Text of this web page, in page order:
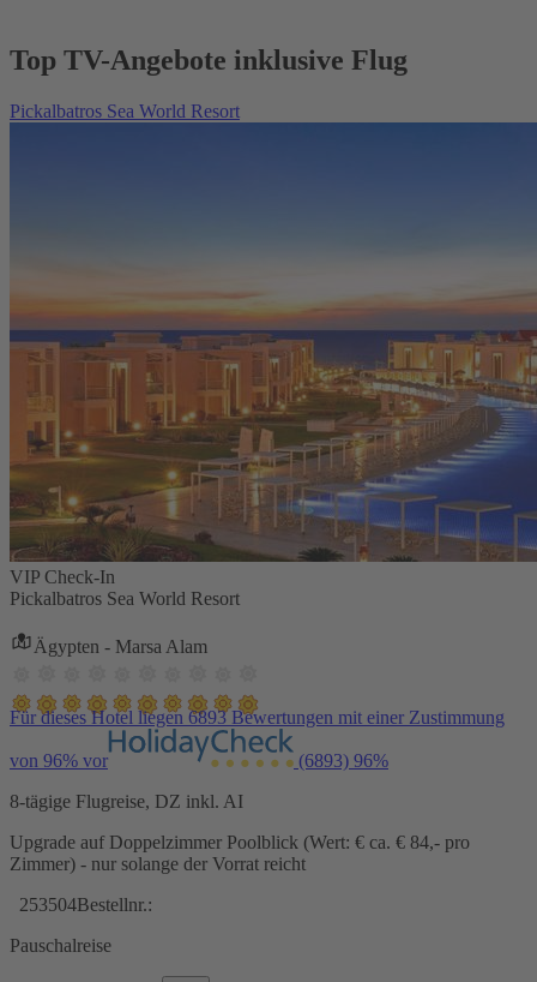
Top TV-Angebote inklusive Flug
Pickalbatros Sea World Resort
VIP Check-In
Pickalbatros Sea World Resort
Ägypten - Marsa Alam
Für dieses Hotel liegen 6893 Bewertungen mit einer Zustimmung
von 96% vor (6893) 96%
8-tägige Flugreise, DZ inkl. AI
Upgrade auf Doppelzimmer Poolblick (Wert: € ca. € 84,- pro
Zimmer) - nur solange der Vorrat reicht
253504Bestellnr.:
Pauschalreise